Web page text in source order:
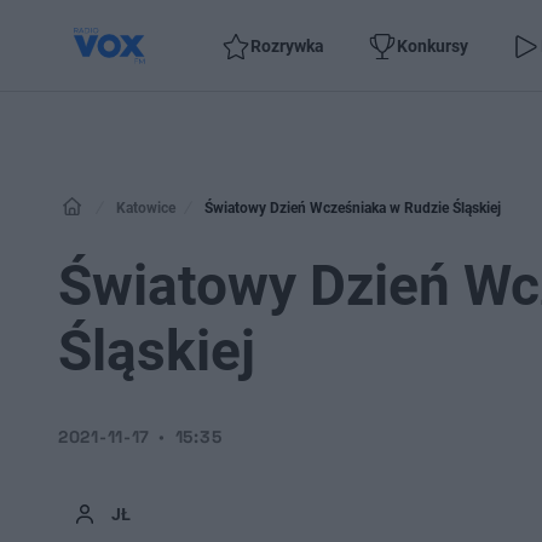
Rozrywka Konkursy
Katowice Światowy Dzień Wcześniaka w Rudzie Śląskiej
Światowy Dzień
Śląskiej
JŁ
2021-11-17 15:35